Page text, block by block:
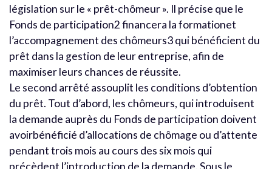
législation sur le « prêt-chômeur ». Il précise que le
Fonds de participation2 financera la formationet
l’accompagnement des chômeurs3 qui bénéficient du
prêt dans la gestion de leur entreprise, afin de
maximiser leurs chances de réussite.
Le second arrêté assouplit les conditions d’obtention
du prêt. Tout d’abord, les chômeurs, qui introduisent
la demande auprès du Fonds de participation doivent
avoirbénéficié d’allocations de chômage ou d’attente
pendant trois mois au cours des six mois qui
précèdent l’introduction de la demande. Sous le